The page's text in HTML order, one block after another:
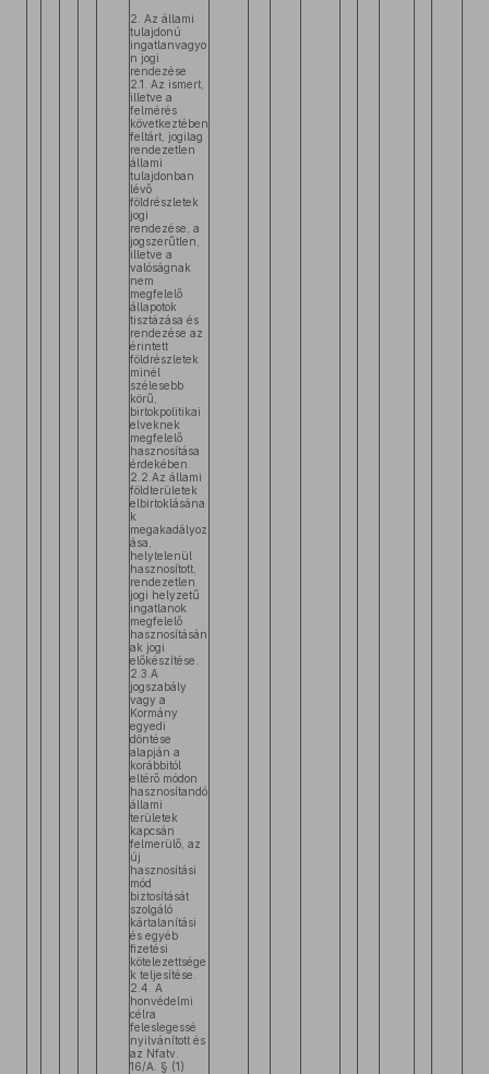
2. Az állami
tulajdonú
ingatlanvagyo
n jogi
rendezése
2.1. Az ismert,
illetve a
felmérés
következtében
feltárt, jogilag
rendezetlen
állami
tulajdonban
lévő
földrészletek
jogi
rendezése, a
jogszerűtlen,
illetve a
valóságnak
nem
megfelelő
állapotok
tisztázása és
rendezése az
érintett
földrészletek
minél
szélesebb
körű,
birtokpolitikai
elveknek
megfelelő
hasznosítása
érdekében.
2.2.Az állami
földterületek
elbirtoklásána
k
megakadályoz
ása,
helytelenül
hasznosított,
rendezetlen
jogi helyzetű
ingatlanok
megfelelő
hasznosításán
ak jogi
előkészítése.
2.3.A
jogszabály
vagy a
Kormány
egyedi
döntése
alapján a
korábbitól
eltérő módon
hasznosítandó
állami
területek
kapcsán
felmerülő, az
új
hasznosítási
mód
biztosítását
szolgáló
kártalanítási
és egyéb
fizetési
kötelezettsége
k teljesítése.
2.4. A
honvédelmi
célra
feleslegessé
nyilvánított és
az Nfatv.
16/A. § (1)